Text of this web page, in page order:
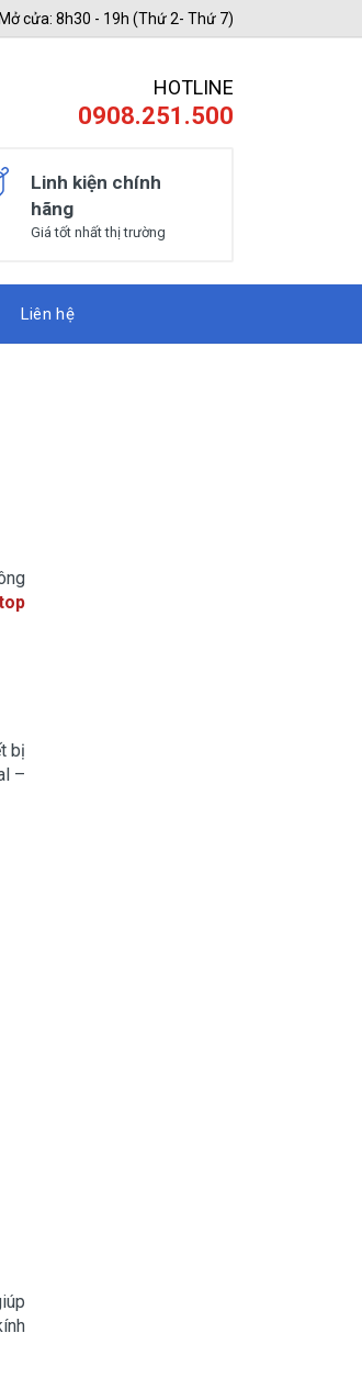
cửa: 8h30 - 19h (Thứ 2- Thứ 7)
HOTLINE
0908.251.500
Linh kiện chính
hãng
Giá tốt nhất thị trường
Liên hệ
bị
–